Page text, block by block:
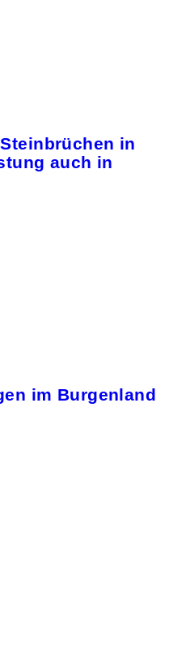
in
auch in
im Burgenland